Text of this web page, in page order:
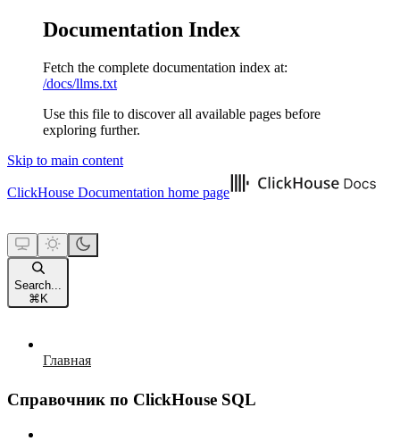
Documentation Index
Fetch the complete documentation index at:
/docs/llms.txt
Use this file to discover all available pages before
exploring further.
Skip to main content
ClickHouse Documentation home page
Search...
⌘ K
Главная
Справочник по ClickHouse SQL